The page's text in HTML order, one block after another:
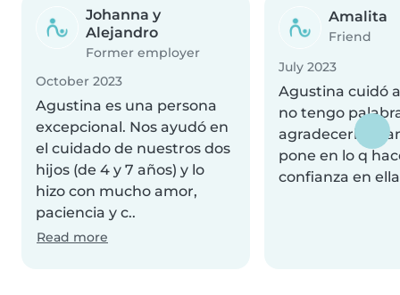
Johanna y
Alejandro
Former employer
October 2023
Agustina es una persona
excepcional. Nos ayudó en
el cuidado de nuestros dos
hijos (de 4 y 7 años) y lo
hizo con mucho amor,
paciencia y c..
Read more
Amalita
Friend
July 2023
Agustina cuidó
no tengo
agradecerle el
pone en lo q
confianza en